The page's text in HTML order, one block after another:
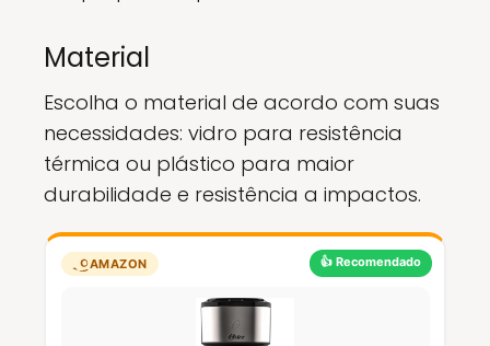
Material
Escolha o material de acordo com suas
necessidades: vidro para resistência
térmica ou plástico para maior
durabilidade e resistência a impactos.
👍 Recomendado
AMAZON